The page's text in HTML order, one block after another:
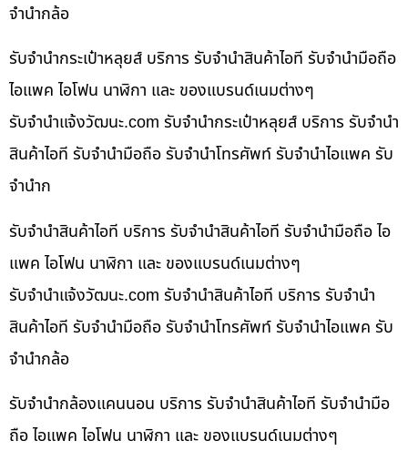
จำนำกล้อ
รับจำนำกระเป๋าหลุยส์ บริการ รับจำนำสินค้าไอที รับจำนำมือถือ
ไอแพค ไอโฟน นาฬิกา และ ของแบรนด์เนมต่างๆ
รับจํานําแจ้งวัฒนะ.com รับจำนำกระเป๋าหลุยส์ บริการ รับจำนำ
สินค้าไอที รับจำนำมือถือ รับจำนำโทรศัพท์ รับจำนำไอแพค รับ
จำนำก
รับจำนำสินค้าไอที บริการ รับจำนำสินค้าไอที รับจำนำมือถือ ไอ
แพค ไอโฟน นาฬิกา และ ของแบรนด์เนมต่างๆ
รับจํานําแจ้งวัฒนะ.com รับจำนำสินค้าไอที บริการ รับจำนำ
สินค้าไอที รับจำนำมือถือ รับจำนำโทรศัพท์ รับจำนำไอแพค รับ
จำนำกล้อ
รับจำนำกล้องแคนนอน บริการ รับจำนำสินค้าไอที รับจำนำมือ
ถือ ไอแพค ไอโฟน นาฬิกา และ ของแบรนด์เนมต่างๆ